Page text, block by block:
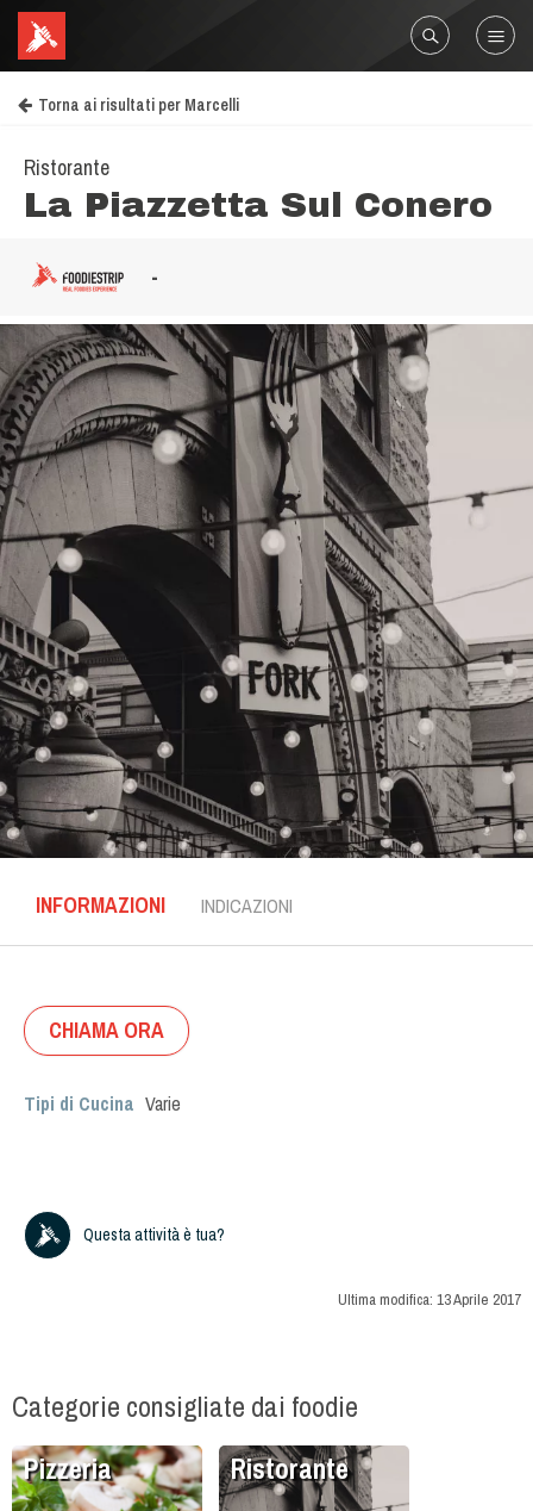
Torna ai risultati per Marcelli
Ristorante
La Piazzetta Sul Conero
-
INFORMAZIONI INDICAZIONI
CHIAMA ORA
Tipi di Cucina Varie
Questa attività è tua?
Ultima modifica: 13 Aprile 2017
Categorie consigliate dai foodie
Pizzeria Ristorante